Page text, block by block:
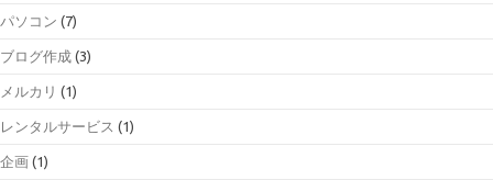
パソコン (7)
ブログ作成 (3)
メルカリ (1)
レンタルサービス (1)
企画 (1)